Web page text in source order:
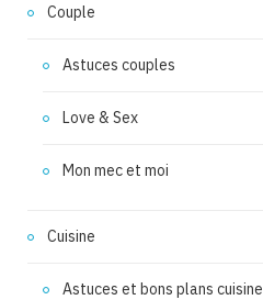
Couple
Astuces couples
Love & Sex
Mon mec et moi
Cuisine
Astuces et bons plans cuisine